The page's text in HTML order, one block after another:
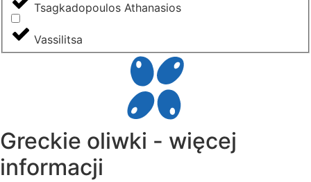
Tsagkadopoulos Athanasios
Vassilitsa
Greckie oliwki - więcej
informacji